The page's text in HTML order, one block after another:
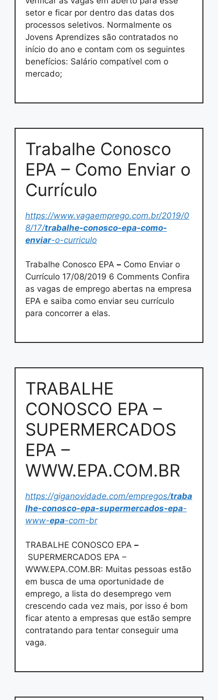
setor e ficar por dentro das datas dos
processos seletivos. Normalmente os
Jovens Aprendizes são contratados no
início do ano e contam com os seguintes
benefícios: Salário compatível com o
mercado;
Trabalhe Conosco
EPA – Como Enviar o
Currículo
https://www.vagaemprego.com.br/2019/0
8/17/trabalhe-conosco-epa-como-
enviar-o-curriculo
Trabalhe Conosco EPA – Como Enviar o
Currículo 17/08/2019 6 Comments Confira
as vagas de emprego abertas na empresa
EPA e saiba como enviar seu currículo
para concorrer a elas.
TRABALHE
CONOSCO EPA –
SUPERMERCADOS
EPA –
WWW.EPA.COM.BR
https://giganovidade.com/empregos/traba
lhe-conosco-epa-supermercados-epa-
www-epa-com-br
TRABALHE CONOSCO EPA –
SUPERMERCADOS EPA –
WWW.EPA.COM.BR: Muitas pessoas estão
em busca de uma oportunidade de
emprego, a lista do desemprego vem
crescendo cada vez mais, por isso é bom
ficar atento a empresas que estão sempre
contratando para tentar conseguir uma
vaga.